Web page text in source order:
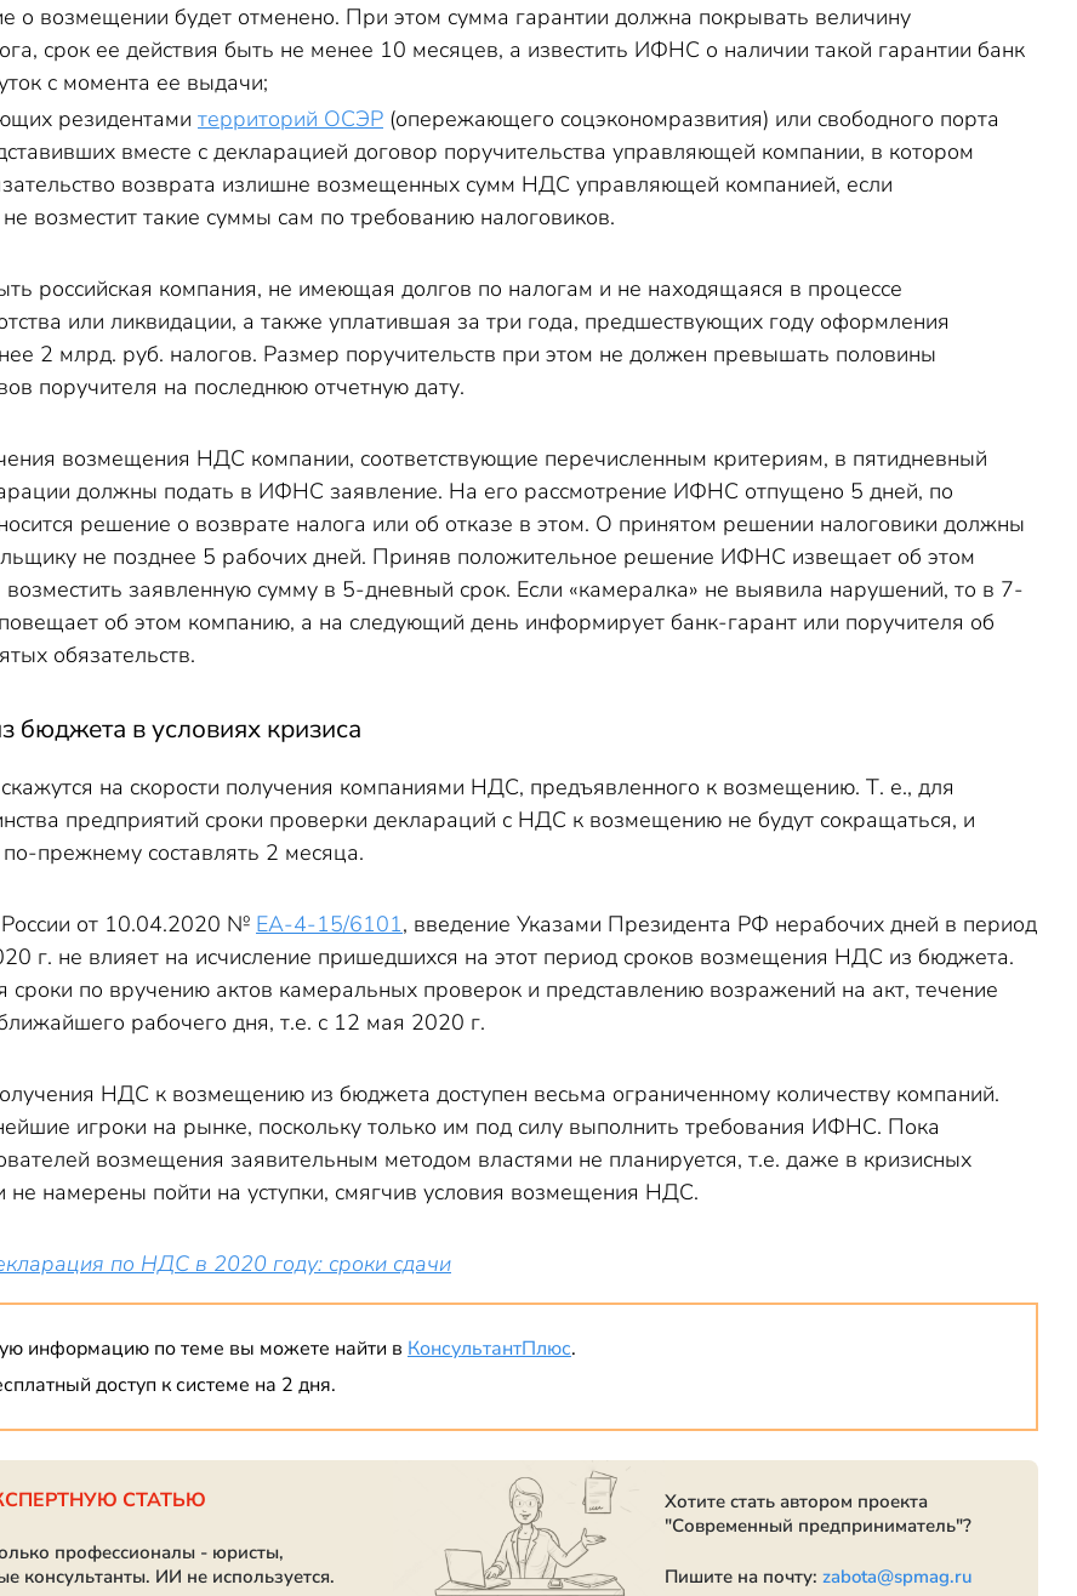
о возмещении будет отменено. При этом сумма гарантии должна покрывать величину
срок ее действия быть не менее 10 месяцев, а известить ИФНС о наличии такой гарантии банк
с момента ее выдачи;
резидентами территорий ОСЭР (опережающего соцэкономразвития) или свободного порта
вместе с декларацией договор поручительства управляющей компании, в котором
возврата излишне возмещенных сумм НДС управляющей компанией, если
возместит такие суммы сам по требованию налоговиков.
российская компания, не имеющая долгов по налогам и не находящаяся в процессе
или ликвидации, а также уплатившая за три года, предшествующих году оформления
2 млрд. руб. налогов. Размер поручительств при этом не должен превышать половины
поручителя на последнюю отчетную дату.
возмещения НДС компании, соответствующие перечисленным критериям, в пятидневный
должны подать в ИФНС заявление. На его рассмотрение ИФНС отпущено 5 дней, по
решение о возврате налога или об отказе в этом. О принятом решении налоговики должны
не позднее 5 рабочих дней. Приняв положительное решение ИФНС извещает об этом
возместить заявленную сумму в 5-дневный срок. Если «камералка» не выявила нарушений, то в 7-
об этом компанию, а на следующий день информирует банк-гарант или поручителя об
обязательств.
в условиях кризиса
на скорости получения компаниями НДС, предъявленного к возмещению. Т. е., для
предприятий сроки проверки деклараций с НДС к возмещению не будут сокращаться, и
по-прежнему составлять 2 месяца.
от 10.04.2020 № ЕА-4-15/6101, введение Указами Президента РФ нерабочих дней в период
г. не влияет на исчисление пришедшихся на этот период сроков возмещения НДС из бюджета.
сроки по вручению актов камеральных проверок и представлению возражений на акт, течение
рабочего дня, т.е. с 12 мая 2020 г.
НДС к возмещению из бюджета доступен весьма ограниченному количеству компаний.
игроки на рынке, поскольку только им под силу выполнить требования ИФНС. Пока
возмещения заявительным методом властями не планируется, т.е. даже в кризисных
не намерены пойти на уступки, смягчив условия возмещения НДС.
по НДС в 2020 году: сроки сдачи
информацию по теме вы можете найти в КонсультантПлюс.
доступ к системе на 2 дня.
СТАТЬЮ
профессионалы - юристы,
консультанты. ИИ не используется.
Хотите стать автором проекта
"Современный предприниматель"?
Пишите на почту:zabota@spmag.ru